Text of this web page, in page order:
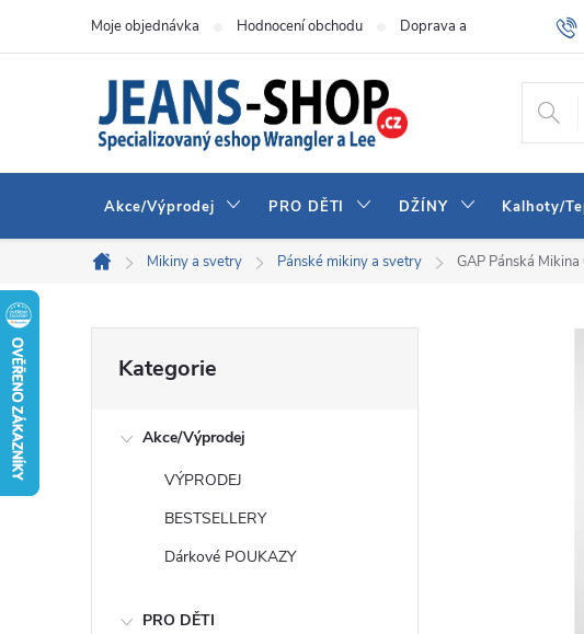
Moje objednávka Hodnocení obchodu Doprava a platba
Akce/Výprodej PRO DĚTI DŽÍNY Kalhoty/
Domů
Mikiny a svetry Pánské mikiny a svetry GAP Pánská
kategorie
Kategorie
Akce/Výprodej
VÝPRODEJ
BESTSELLERY
Dárkové POUKAZY
PRO DĚTI